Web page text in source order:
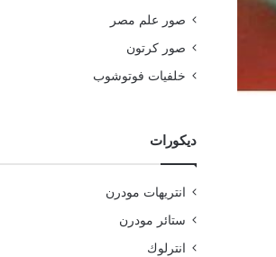
صور علم مصر
صور كرتون
خلفيات فوتوشوب
ديكورات
انتريهات مودرن
ستائر مودرن
انترلوك